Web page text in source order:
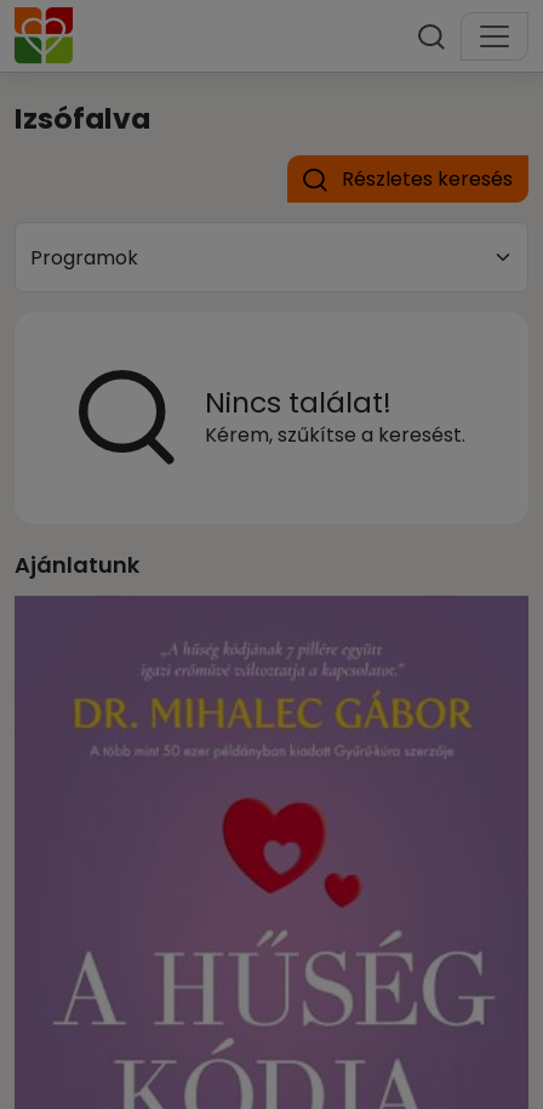
Izsófalva
Részletes keresés
Nincs találat!
Kérem, szűkítse a keresést.
Ajánlatunk